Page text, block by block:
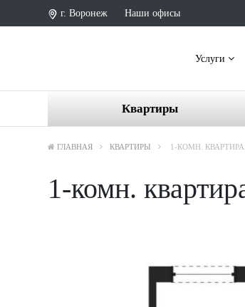
г. Воронеж Наши офисы
Услуги
Квартиры
ГЛАВНАЯ КВАРТИРЫ 1-КОМН.
1-комн.